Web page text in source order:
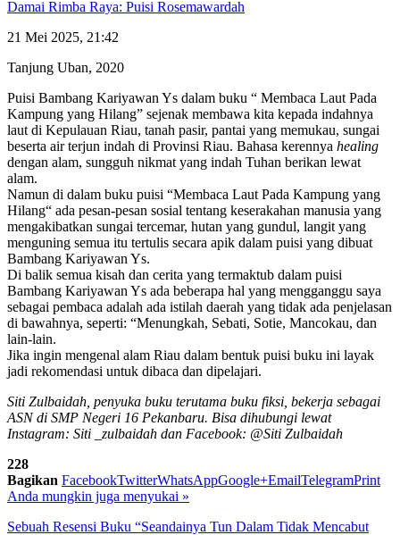
Damai Rimba Raya: Puisi Rosemawardah
21 Mei 2025, 21:42
Tanjung Uban, 2020
Puisi Bambang Kariyawan Ys dalam buku “ Membaca Laut Pada
Kampung yang Hilang” sejenak membawa kita kepada indahnya
laut di Kepulauan Riau, tanah pasir, pantai yang memukau, sungai
beserta air terjun indah di Provinsi Riau. Bahasa kerennya healing
dengan alam, sungguh nikmat yang indah Tuhan berikan lewat
alam.
Namun di dalam buku puisi “Membaca Laut Pada Kampung yang
Hilang“ ada pesan-pesan sosial tentang keserakahan manusia yang
mengakibatkan sungai tercemar, hutan yang gundul, langit yang
menguning semua itu tertulis secara apik dalam puisi yang dibuat
Bambang Kariyawan Ys.
Di balik semua kisah dan cerita yang termaktub dalam puisi
Bambang Kariyawan Ys ada beberapa hal yang mengganggu saya
sebagai pembaca adalah ada istilah daerah yang tidak ada penjelasan
di bawahnya, seperti: “Menungkah, Sebati, Sotie, Mancokau, dan
lain-lain.
Jika ingin mengenal alam Riau dalam bentuk puisi buku ini layak
jadi rekomendasi untuk dibaca dan dipelajari.
Siti Zulbaidah, penyuka buku terutama buku fiksi, bekerja sebagai
ASN di SMP Negeri 16 Pekanbaru. Bisa dihubungi lewat
Instagram: Siti _zulbaidah dan Facebook: @Siti Zulbaidah
228
Bagikan FacebookTwitterWhatsAppGoogle+EmailTelegramPrint
Anda mungkin juga menyukai »
Sebuah Resensi Buku “Seandainya Tun Dalam Tidak Mencabut